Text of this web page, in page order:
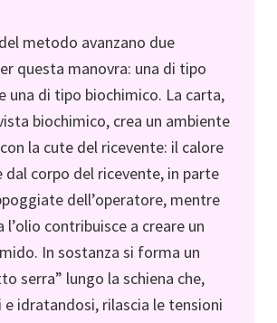
metodo avanzano due
questa manovra: una di tipo
una di tipo biochimico. La carta,
biochimico, crea un ambiente
la cute del ricevente: il calore
dal corpo del ricevente, in parte
dell’operatore, mentre
contribuisce a creare un
In sostanza si forma un
serra” lungo la schiena che,
e idratandosi, rilascia le tensioni